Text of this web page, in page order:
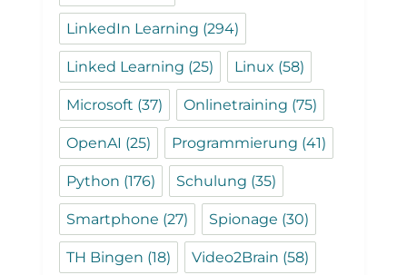
LinkedIn Learning (294)
Linked Learning (25) Linux (58)
Microsoft (37) Onlinetraining (75)
OpenAI (25) Programmierung (41)
Python (176) Schulung (35)
Smartphone (27) Spionage (30)
TH Bingen (18) Video2Brain (58)